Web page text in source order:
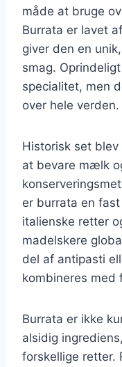
måde at bruge
Burrata er lavet
giver den en
smag.
specialitet, men
over hele verden.
Historisk set
at bevare mælk
er burrata en
italienske retter
madelskere
del af antipasti
kombineres med
Burrata er ikke
alsidig
forskellige retter.